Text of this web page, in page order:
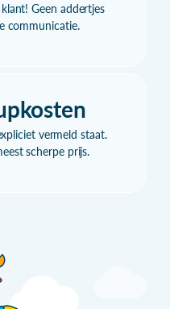
Geen addertjes
communicatie.
vermeld staat.
scherpe prijs.